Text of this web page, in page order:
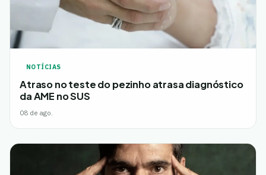
NOTÍCIAS
Atraso no teste do pezinho atrasa diagnóstico
da AME no SUS
08 de ago.